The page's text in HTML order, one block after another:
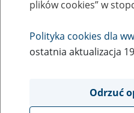
Rodzaj wydarzenia
Szkolenia
Obszar merytoryczny
obsługa klientów
plików cookies” w
Polityka cookies dla
ostatnia aktualizacja
Odrzuć